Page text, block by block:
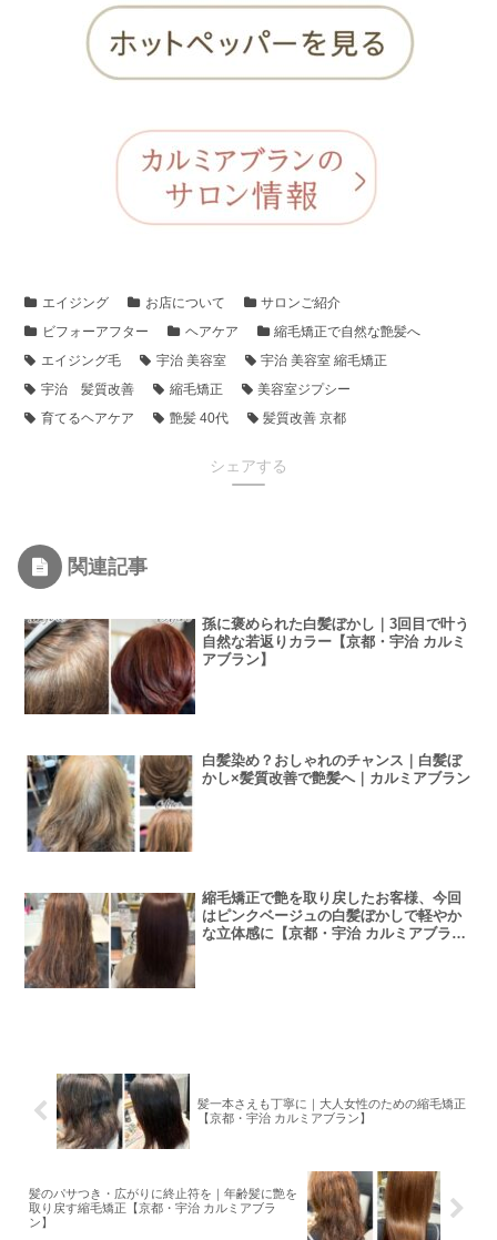
エイジング お店について
サロンご紹介
ビフォーアフター
ヘアケア
縮毛矯正で自然な艶髪へ
エイジング毛
宇治 美容室
宇治 美容室 縮毛矯正
宇治 髪質改善
縮毛矯正
美容室ジプシー
育てるヘアケア
艶髪 40代 髪質改善 京都
シェアする
関連記事
孫に褒められた白髪ぼかし｜3回目で叶う
自然な若返りカラー【京都・宇治 カルミ
アブラン】
白髪染め？おしゃれのチャンス｜白髪ぼ
かし×髪質改善で艶髪へ｜カルミアブラン
縮毛矯正で艶を取り戻したお客様、今回
はピンクベージュの白髪ぼかしで軽やか
な立体感に【京都・宇治 カルミアブラ
髪一本さえも丁寧に｜大人女性のための縮毛矯正
【京都・宇治 カルミアブラン】
髪のパサつき・広がりに終止符を｜年齢髪に艶を
取り戻す縮毛矯正【京都・宇治 カルミアブラ
ン】